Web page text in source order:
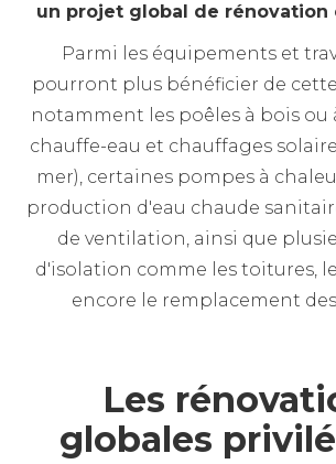
un projet global de rénovation
Parmi les équipements et
pourront plus bénéficier de
notamment les poêles à bois ou
chauffe-eau et chauffages
mer), certaines pompes à
production d'eau chaude
de ventilation, ainsi que
d'isolation comme les toitures,
encore le remplacement
Les
globales